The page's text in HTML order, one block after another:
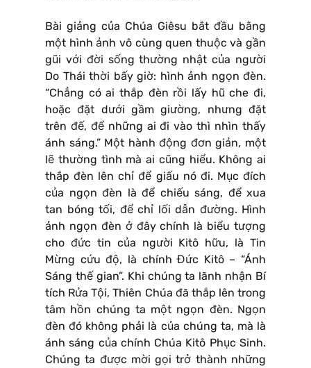
Bài giảng của Chúa Giêsu bắt đầu bằng
một hình ảnh vô cùng quen thuộc và gần
gũi với đời sống thường nhật của người
Do Thái thời bấy giờ: hình ảnh ngọn đèn.
“Chẳng có ai thắp đèn rồi lấy hũ che đi,
hoặc đặt dưới gầm giường, nhưng đặt
trên đế, để những ai đi vào thì nhìn thấy
ánh sáng.” Một hành động đơn giản, một
lẽ thường tình mà ai cũng hiểu. Không ai
thắp đèn lên chỉ để giấu nó đi. Mục đích
của ngọn đèn là để chiếu sáng, để xua
tan bóng tối, để chỉ lối dẫn đường. Hình
ảnh ngọn đèn ở đây chính là biểu tượng
cho đức tin của người Kitô hữu, là Tin
Mừng cứu độ, là chính Đức Kitô – “Ánh
Sáng thế gian”. Khi chúng ta lãnh nhận Bí
tích Rửa Tội, Thiên Chúa đã thắp lên trong
tâm hồn chúng ta một ngọn đèn. Ngọn
đèn đó không phải là của chúng ta, mà là
ánh sáng của chính Chúa Kitô Phục Sinh.
Chúng ta được mời gọi trở thành những